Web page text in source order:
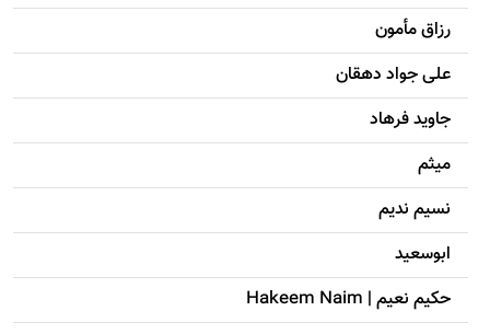
رزاق مأمون
علی جواد دهقان
جاويد فرهاد
میثم
نسیم ندیم
ابوسعيد
حکيم نعيم | Hakeem Naim